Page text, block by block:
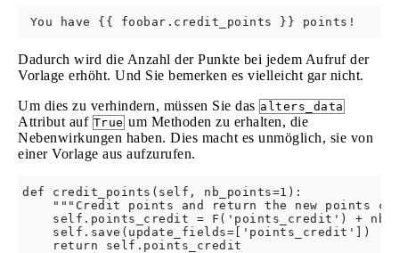
Dadurch wird die Anzahl der Punkte bei jedem Aufruf der
Vorlage erhöht. Und Sie bemerken es vielleicht gar nicht.
Um dies zu verhindern, müssen Sie das alters_data
Attribut auf True um Methoden zu erhalten, die
Nebenwirkungen haben. Dies macht es unmöglich, sie von
einer Vorlage aus aufzurufen.
def credit_points(self, nb_points=1):
"""Credit points and return the new points
self.points_credit = F('points_credit') +
    self.save(update_fields=['points_credit'])
    return self.points_credit